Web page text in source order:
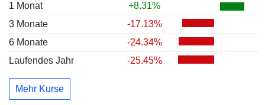
1 Monat
+8.31%
3 Monate
-17.13%
6 Monate
-24.34%
Laufendes Jahr
-25.45%
Mehr Kurse